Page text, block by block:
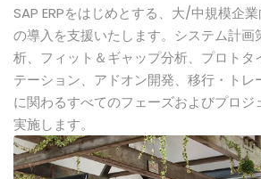
SAP ERPをはじめとする、大/中規模企
の導入を支援いたします。システム計画
析、フィット＆ギャップ分析、プロトタ
テーション、アドオン開発、移行・トレ
に関わるすべてのフェーズおよびプロジ
実施します。